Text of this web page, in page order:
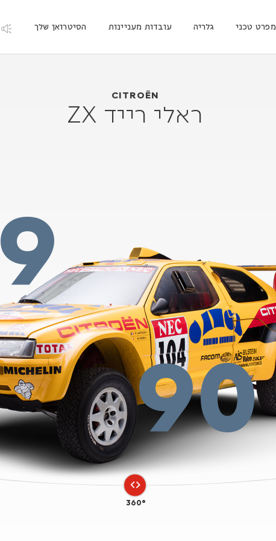
מפרט טכני גלריה עובדות מעניינות הסיטרואן שלך
CITROËN
ראלי רייד ZX
90
360°